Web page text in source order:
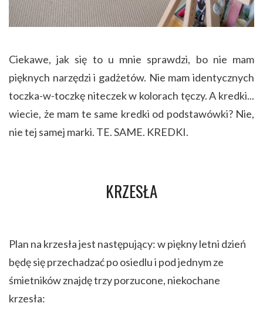
Ciekawe, jak się to u mnie sprawdzi, bo nie mam
pięknych narzędzi i gadżetów. Nie mam identycznych
toczka-w-toczkę niteczek w kolorach tęczy. A kredki...
wiecie, że mam te same kredki od podstawówki? Nie,
nie tej samej marki. TE. SAME. KREDKI.
KRZESŁA
Plan na krzesła jest następujący: w piękny letni dzień
będę się przechadzać po osiedlu i pod jednym ze
śmietników znajdę trzy porzucone, niekochane
krzesła: